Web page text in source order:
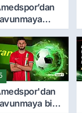
takviye:
Cissé
3 yıllık
bir